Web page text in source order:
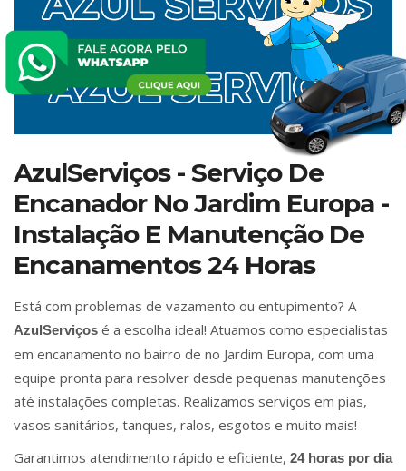
AzulServiços - Serviço De
Encanador No Jardim Europa -
Instalação E Manutenção De
Encanamentos 24 Horas
Está com problemas de vazamento ou entupimento? A
AzulServiços é a escolha ideal! Atuamos como especialistas
em encanamento no bairro de no Jardim Europa, com uma
equipe pronta para resolver desde pequenas manutenções
até instalações completas. Realizamos serviços em pias,
vasos sanitários, tanques, ralos, esgotos e muito mais!
Garantimos atendimento rápido e eficiente, 24 horas por dia